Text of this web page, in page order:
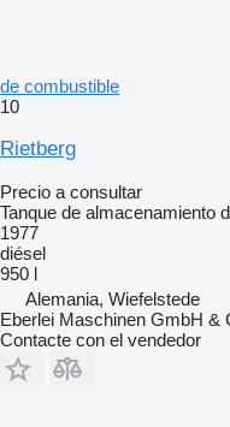
de combustible
10
Rietberg
Precio a consultar
Tanque de almacenamiento
1977
diésel
950 l
Alemania, Wiefelstede
Eberlei Maschinen GmbH &
Contacte con el vendedor